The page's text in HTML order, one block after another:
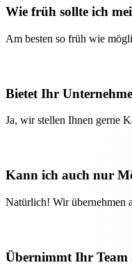
Wie früh sollte ich
Am besten so früh wie
Bietet Ihr
Ja, wir stellen Ihnen gerne
Kann ich auch nur
Natürlich! Wir übernehmen
Übernimmt Ihr Team